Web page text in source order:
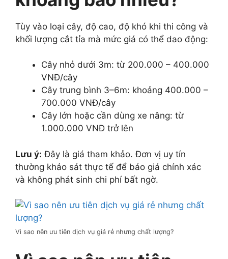
Tùy vào loại cây, độ cao, độ khó khi thi công và
khối lượng cắt tỉa mà mức giá có thể dao động:
Cây nhỏ dưới 3m: từ 200.000 – 400.000
VNĐ/cây
Cây trung bình 3–6m: khoảng 400.000 –
700.000 VNĐ/cây
Cây lớn hoặc cần dùng xe nâng: từ
1.000.000 VNĐ trở lên
Lưu ý: Đây là giá tham khảo. Đơn vị uy tín
thường khảo sát thực tế để báo giá chính xác
và không phát sinh chi phí bất ngờ.
Vì sao nên ưu tiên dịch vụ giá rẻ nhưng chất lượng?